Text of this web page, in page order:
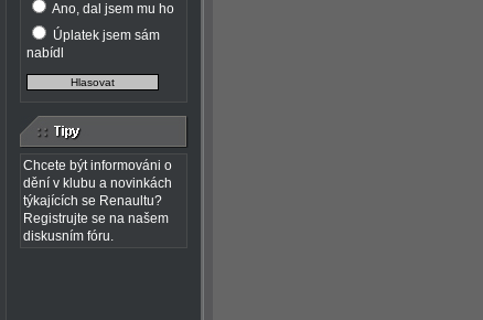
Ano, dal jsem mu ho
Úplatek jsem sám
nabídl
Chcete být informováni o
dění v klubu a novinkách
týkajících se Renaultu?
Registrujte se na našem
diskusním fóru.